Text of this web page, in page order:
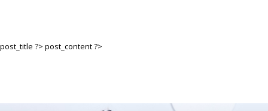
post_title ?> post_content ?>